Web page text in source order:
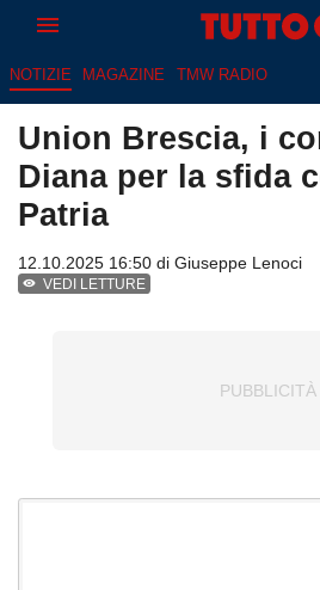
NOTIZIE MAGAZINE TMW RADIO
Union Brescia, i
Diana per la sfida
Patria
12.10.2025 16:50 di Giuseppe Lenoci
VEDI LETTURE